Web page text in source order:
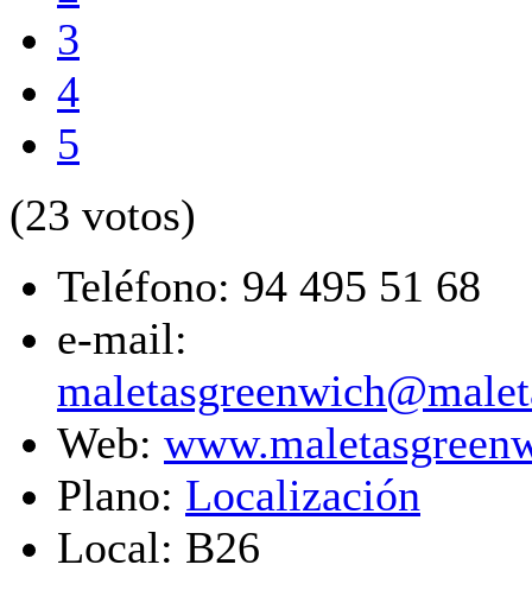
3
4
5
(23 votos)
Teléfono: 94 495 51 68
e-mail:
Web:
Plano: Localización
Local: B26